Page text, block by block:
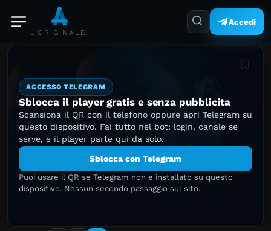
L'ORIGINALE.
Accedi
ACCESSO TELEGRAM
Sblocca il player gratis e senza pubblicita
Scansiona il QR con il telefono oppure apri Telegram su
questo dispositivo. Fai tutto nel bot: login, canale se
serve, e il player parte qui da solo.
Sblocca con Telegram
Puoi usare il QR se Telegram non e installato su questo
dispositivo. Nessun secondo passaggio sul sito.